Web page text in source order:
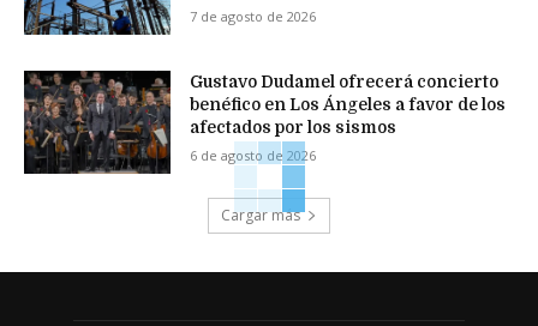
7 de agosto de 2026
Gustavo Dudamel ofrecerá concierto
benéfico en Los Ángeles a favor de los
afectados por los sismos
6 de agosto de 2026
Cargar más